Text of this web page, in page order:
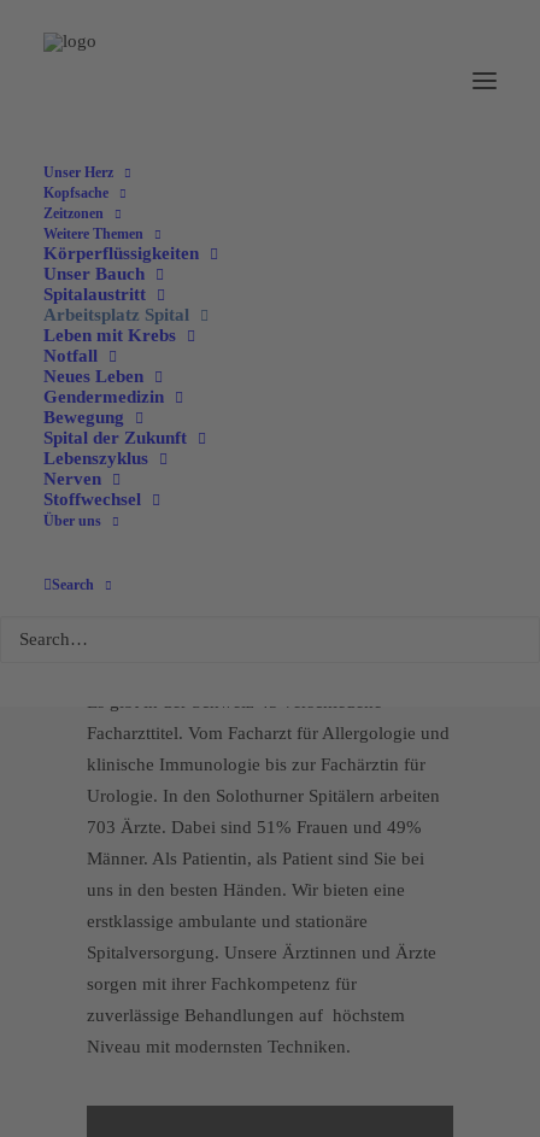
Unser Herz
Kopfsache
Zeitzonen
Weitere Themen
Körperflüssigkeiten
Unser Bauch
Spitalaustritt
Arbeitsplatz Spital
Leben mit Krebs
Notfall
Neues Leben
Gendermedizin
Bewegung
Spital der Zukunft
Lebenszyklus
Nerven
Stoffwechsel
Über uns
Search
Arbeitsplatz Spital
Der vielseitige
Facharzttitel. Vom Facharzt für Allergologie und
klinische Immunologie bis zur Fachärztin für
Urologie. In den Solothurner Spitälern arbeiten
703 Ärzte. Dabei sind 51% Frauen und 49%
Männer. Als Patientin, als Patient sind Sie bei
uns in den besten Händen. Wir bieten eine
erstklassige ambulante und stationäre
Spitalversorgung. Unsere Ärztinnen und Ärzte
sorgen mit ihrer Fachkompetenz für
zuverlässige Behandlungen auf höchstem
Niveau mit modernsten Techniken.